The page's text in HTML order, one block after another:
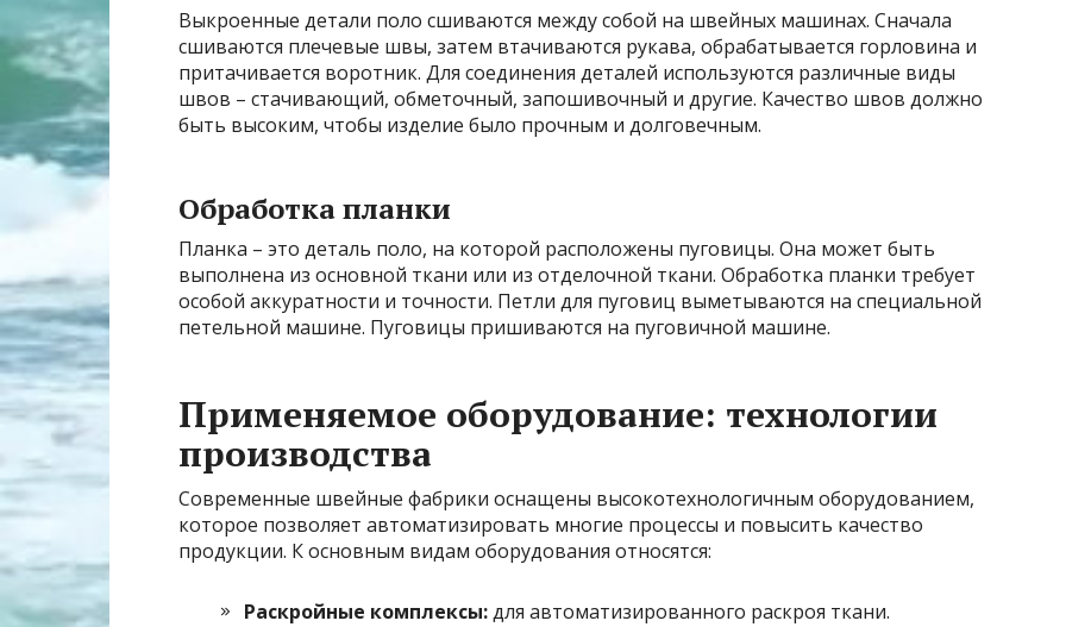
Выкроенные детали поло сшиваются между собой на швейных машинах. Сначала
сшиваются плечевые швы, затем втачиваются рукава, обрабатывается горловина и
притачивается воротник. Для соединения деталей используются различные виды
швов – стачивающий, обметочный, запошивочный и другие. Качество швов должно
быть высоким, чтобы изделие было прочным и долговечным.
Обработка планки
Планка – это деталь поло, на которой расположены пуговицы. Она может быть
выполнена из основной ткани или из отделочной ткани. Обработка планки требует
особой аккуратности и точности. Петли для пуговиц выметываются на специальной
петельной машине. Пуговицы пришиваются на пуговичной машине.
Применяемое оборудование: технологии
производства
Современные швейные фабрики оснащены высокотехнологичным оборудованием,
которое позволяет автоматизировать многие процессы и повысить качество
продукции. К основным видам оборудования относятся:
Раскройные комплексы:для автоматизированного раскроя ткани.